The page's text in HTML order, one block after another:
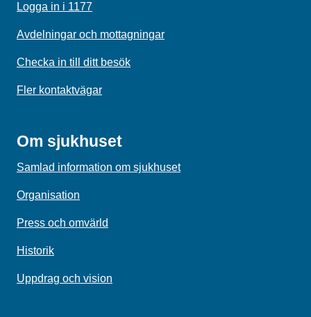
Logga in i 1177
Avdelningar och mottagningar
Checka in till ditt besök
Fler kontaktvägar
Om sjukhuset
Samlad information om sjukhuset
Organisation
Press och omvärld
Historik
Uppdrag och vision